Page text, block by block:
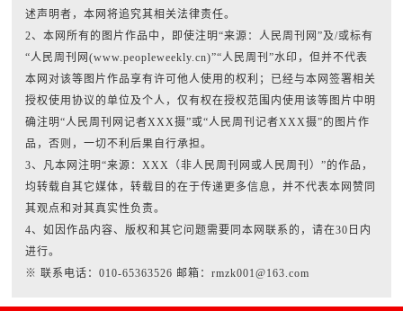
述声明者，本网将追究其相关法律责任。
2、本网所有的图片作品中，即使注明“来源：人民周刊网”及/或标有
“人民周刊网(www.peopleweekly.cn)”“人民周刊”水印，但并不代表
本网对该等图片作品享有许可他人使用的权利；已经与本网签署相关
授权使用协议的单位及个人，仅有权在授权范围内使用该等图片中明
确注明“人民周刊网记者XXX摄”或“人民周刊记者XXX摄”的图片作
品，否则，一切不利后果自行承担。
3、凡本网注明“来源：XXX（非人民周刊网或人民周刊）”的作品，
均转载自其它媒体，转载目的在于传递更多信息，并不代表本网赞同
其观点和对其真实性负责。
4、如因作品内容、版权和其它问题需要同本网联系的，请在30日内
进行。
※ 联系电话：010-65363526 邮箱：rmzk001@163.com